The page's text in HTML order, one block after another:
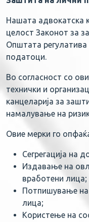
Нашата адвокатска
целост Законот за
Општата
податоци.
Во согласност со
технички и
канцеларија за
намалување на
Овие мерки го
Сегрегација на
Издавање на
вработени лица;
Потпишување на
лица;
Користење на